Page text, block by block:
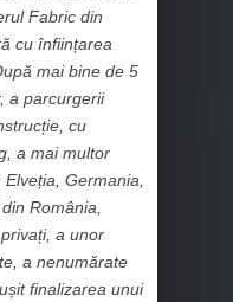
Fabric din
cu înființarea
mai bine de 5
a parcurgerii
cu
a mai multor
Germania,
România,
a unor
a nenumărate
finalizarea unui